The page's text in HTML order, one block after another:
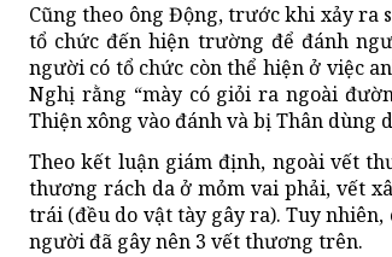
Cũng theo ông Động, trước khi xảy ra
tổ chức đến hiện trường để đánh
người có tổ chức còn thể hiện ở việc
Nghị rằng “mày có giỏi ra ngoài
Thiện xông vào đánh và bị Thân dùng
Theo kết luận giám định, ngoài vết
thương rách da ở mỏm vai phải, vết
trái (đều do vật tày gây ra). Tuy
người đã gây nên 3 vết thương trên.